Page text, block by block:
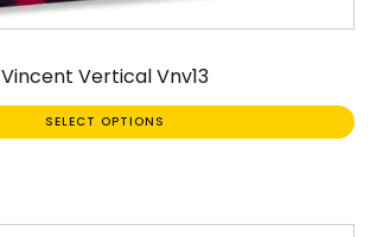
Vincent Vertical Vnv13
SELECT OPTIONS